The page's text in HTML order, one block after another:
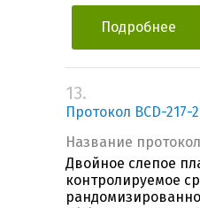
Подробнее
13.
Протокол BCD-217-
Название
Двойное слепое
контролируемое